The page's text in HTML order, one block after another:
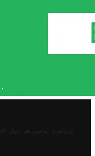
تروفيت تونس هو دليل